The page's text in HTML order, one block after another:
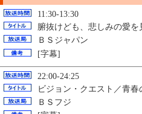
11:30-13:30
腑抜けども、悲しみの愛を
ＢＳジャパン
[字幕]
22:00-24:25
ビジョン・クエスト／青春
ＢＳフジ